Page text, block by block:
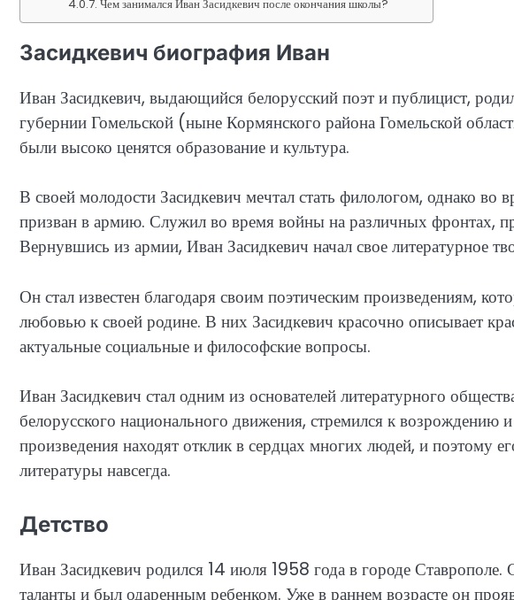
Чем занимался Иван Засидкевич после окончания школы?
Засидкевич биография Иван
Иван Засидкевич, выдающийся белорусский поэт и публицист,
губернии Гомельской (ныне Кормянского района Гомельской
были высоко ценятся образование и культура.
В своей молодости Засидкевич мечтал стать филологом, однако
призван в армию. Служил во время войны на различных фронтах,
Вернувшись из армии, Иван Засидкевич начал свое литературное
Он стал известен благодаря своим поэтическим произведениям,
любовью к своей родине. В них Засидкевич красочно описывает
актуальные социальные и философские вопросы.
Иван Засидкевич стал одним из основателей литературного
белорусского национального движения, стремился к возрождению
произведения находят отклик в сердцах многих людей, и поэтому
литературы навсегда.
Детство
Иван Засидкевич родился 14 июля 1958 года в городе Ставрополе.
таланты и был одаренным ребенком. Уже в раннем возрасте он